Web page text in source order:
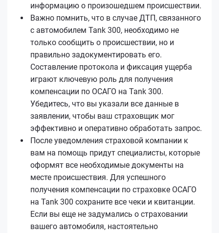
информацию о произошедшем происшествии.
Важно помнить, что в случае ДТП, связанного
с автомобилем Tank 300, необходимо не
только сообщить о происшествии, но и
правильно задокументировать его.
Составление протокола и фиксация ущерба
играют ключевую роль для получения
компенсации по ОСАГО на Tank 300.
Убедитесь, что вы указали все данные в
заявлении, чтобы ваш страховщик мог
эффективно и оперативно обработать запрос.
После уведомления страховой компании к
вам на помощь придут специалисты, которые
оформят все необходимые документы на
месте происшествия. Для успешного
получения компенсации по страховке ОСАГО
на Tank 300 сохраните все чеки и квитанции.
Если вы еще не задумались о страховании
вашего автомобиля, настоятельно